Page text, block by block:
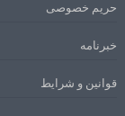
حریم خصوصی
خبرنامه
قوانین و شرایط